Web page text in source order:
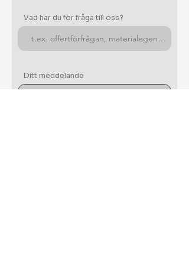
Vad har du för fråga till oss?
Ditt meddelande